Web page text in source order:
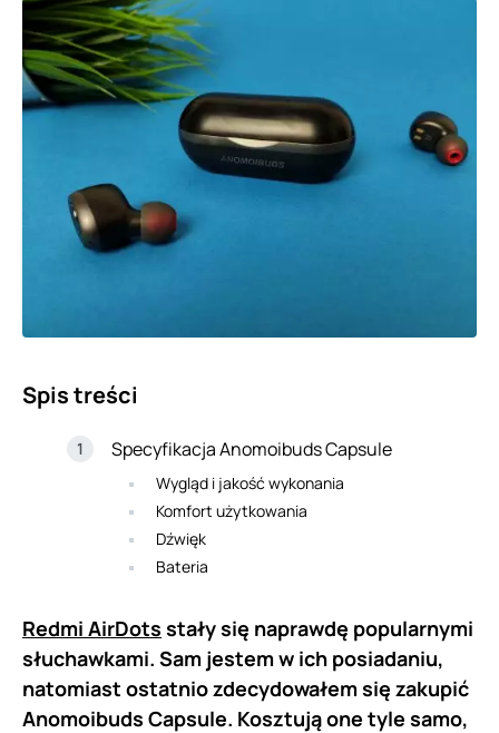
Spis treści
Specyfikacja Anomoibuds Capsule
Wygląd i jakość wykonania
Komfort użytkowania
Dźwięk
Bateria
Redmi AirDots stały się naprawdę popularnymi
słuchawkami. Sam jestem w ich posiadaniu,
natomiast ostatnio zdecydowałem się zakupić
Anomoibuds Capsule. Kosztują one tyle samo,